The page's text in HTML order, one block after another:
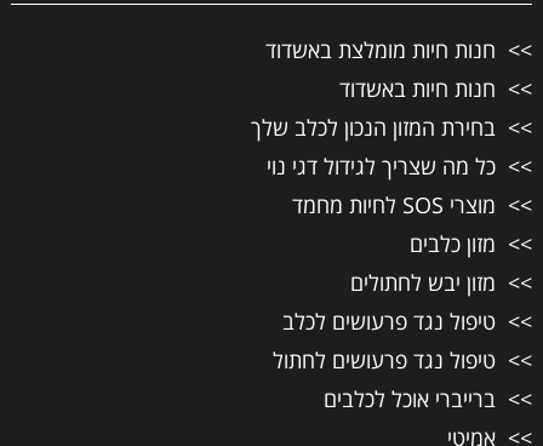
חנות חיות מומלצת באשדוד
חנות חיות באשדוד
בחירת המזון הנכון לכלב שלך
כל מה שצריך לגידול דגי נוי
מוצרי SOS לחיות מחמד
מזון כלבים
מזון יבש לחתולים
טיפול נגד פרעושים לכלב
טיפול נגד פרעושים לחתול
ברייברי אוכל לכלבים
אמיטי